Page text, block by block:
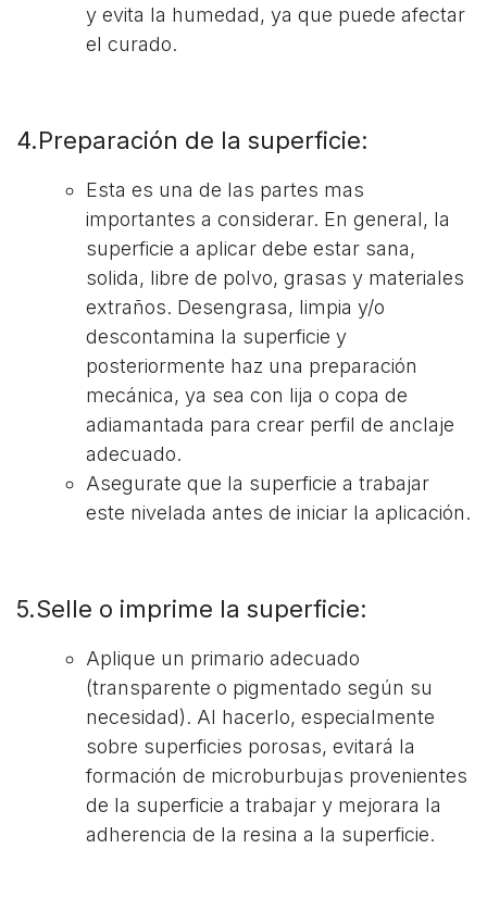
y evita la humedad, ya que puede afectar
el curado.
4.Preparación de la superficie:
Esta es una de las partes mas
importantes a considerar. En general, la
superficie a aplicar debe estar sana,
solida, libre de polvo, grasas y materiales
extraños. Desengrasa, limpia y/o
descontamina la superficie y
posteriormente haz una preparación
mecánica, ya sea con lija o copa de
adiamantada para crear perfil de anclaje
adecuado.
Asegurate que la superficie a trabajar
este nivelada antes de iniciar la aplicación.
5.Selle o imprime la superficie:
Aplique un primario adecuado
(transparente o pigmentado según su
necesidad). Al hacerlo, especialmente
sobre superficies porosas, evitará la
formación de microburbujas provenientes
de la superficie a trabajar y mejorara la
adherencia de la resina a la superficie.